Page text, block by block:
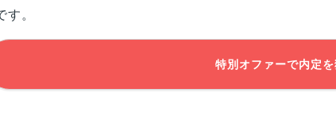
す。
特別オファーで内定を